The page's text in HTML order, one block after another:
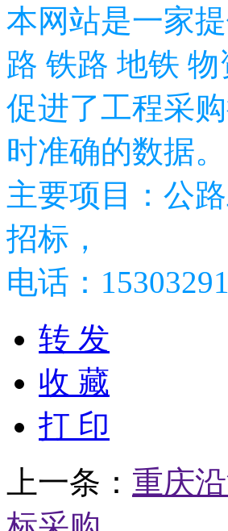
本网站是一家
路 铁路 地铁
促进了工程采
时准确的数据。
主要项目：公
招标，
电话：
转 发
收 藏
打 印
上一条： 重庆